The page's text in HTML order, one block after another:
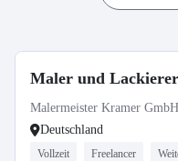
Maler und
Malermeister Kramer GmbH
Deutschland
Vollzeit Freelancer